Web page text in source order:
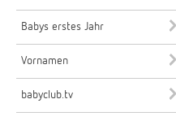
Babys erstes Jahr
Vornamen
babyclub.tv